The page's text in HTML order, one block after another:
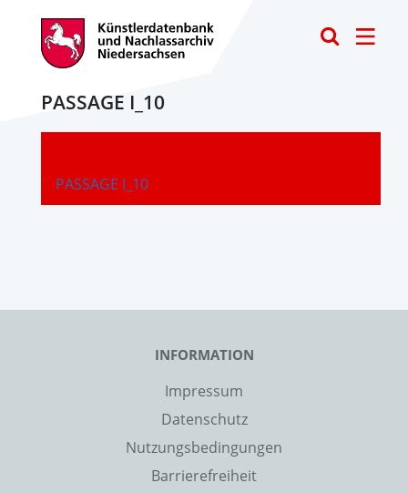
PASSAGE I_10
PASSAGE I_10
-
INFORMATION
Impressum
Datenschutz
Nutzungsbedingungen
Barrierefreiheit